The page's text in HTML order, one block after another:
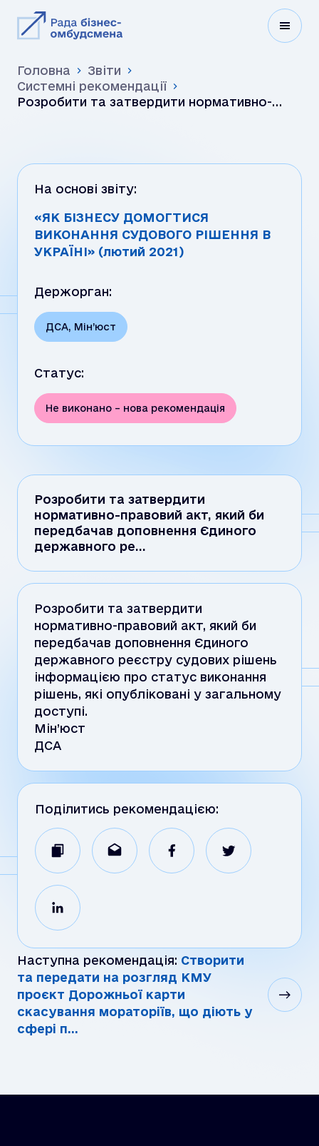
Головна
Звіти
Системні рекомендації
Розробити та затвердити нормативно-
Розробити та затвердити
нормативно-правовий акт, який би
передбачав доповнення Єдиного
державного ре…
Розробити та затвердити
нормативно-правовий акт, який би
передбачав доповнення Єдиного
державного реєстру судових рішень
інформацією про статус виконання
рішень, які опубліковані у загальному
доступі.
Мін’юст
ДСА
Поділитись рекомендацією:
На основі звіту:
«ЯК БІЗНЕСУ ДОМОГТИСЯ
ВИКОНАННЯ СУДОВОГО РІШЕННЯ В
УКРАЇНІ» (лютий 2021)
Держорган:
ДСА, Мін’юст
Статус:
Не виконано – нова рекомендація
Наступна рекомендація: Створити
та передати на розгляд КМУ
проєкт Дорожньої карти
скасування мораторіїв, що діють у
сфері п...